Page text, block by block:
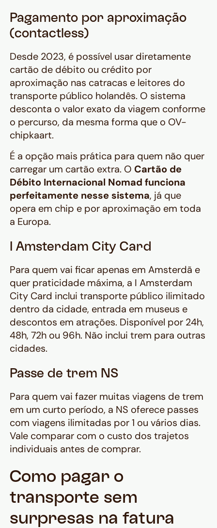
Pagamento por aproximação
(contactless)
Desde 2023, é possível usar diretamente
cartão de débito ou crédito por
aproximação nas catracas e leitores do
transporte público holandês. O sistema
desconta o valor exato da viagem conforme
o percurso, da mesma forma que o OV-
chipkaart.
É a opção mais prática para quem não quer
carregar um cartão extra. O Cartão de
Débito Internacional Nomad funciona
perfeitamente nesse sistema, já que
opera em chip e por aproximação em toda
a Europa.
I Amsterdam City Card
Para quem vai ficar apenas em Amsterdã e
quer praticidade máxima, a I Amsterdam
City Card inclui transporte público ilimitado
dentro da cidade, entrada em museus e
descontos em atrações. Disponível por 24h,
48h, 72h ou 96h. Não inclui trem para outras
cidades.
Passe de trem NS
Para quem vai fazer muitas viagens de trem
em um curto período, a NS oferece passes
com viagens ilimitadas por 1 ou vários dias.
Vale comparar com o custo dos trajetos
individuais antes de comprar.
Como pagar o
transporte sem
surpresas na fatura